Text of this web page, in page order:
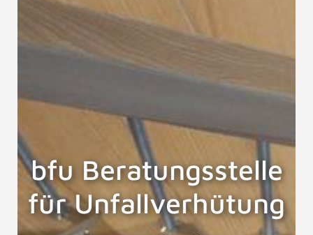
bfu Beratungsstelle
für Unfallverhütung